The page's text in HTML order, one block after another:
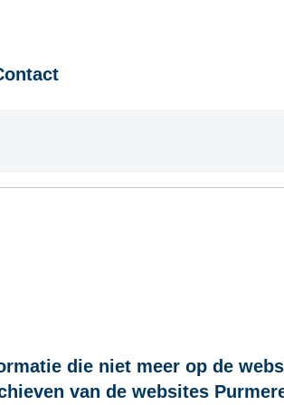
die niet meer op de
van de websites